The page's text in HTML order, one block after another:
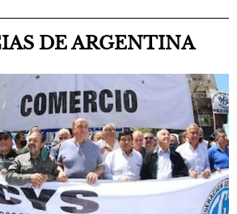
DE ARGENTINA